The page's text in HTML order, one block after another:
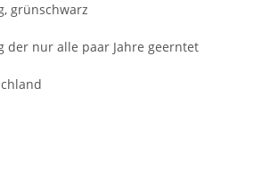
grünschwarz
der nur alle paar Jahre geerntet